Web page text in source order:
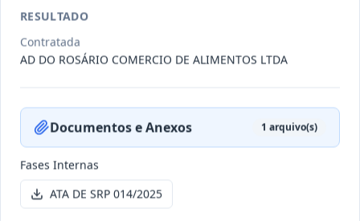
Prestação
de
Situação: Concluído Data:06/08/2026 Ver detalhes
Prestação
O presente termo aditivo tem como
objeto a Prorrogação da vi
RESULTADO
Contratada
AD DO ROSÁRIO COMERCIO DE ALIMENTOS LTDA
Documentos e Anexos 1 arquivo(s)
Fases Internas
ATA DE SRP 014/2025